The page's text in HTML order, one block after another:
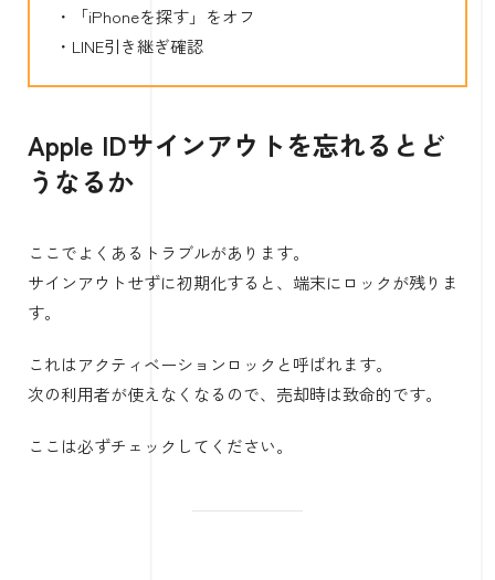
・「iPhoneを探す」をオフ
・LINE引き継ぎ確認
Apple IDサインアウトを忘れるとど
うなるか
ここでよくあるトラブルがあります。
サインアウトせずに初期化すると、端末にロックが残りま
す。
これはアクティベーションロックと呼ばれます。
次の利用者が使えなくなるので、売却時は致命的です。
ここは必ずチェックしてください。